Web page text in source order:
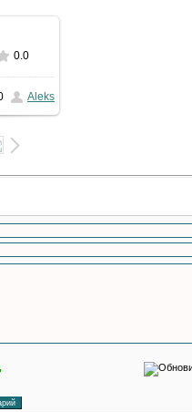
0.0
Aleks